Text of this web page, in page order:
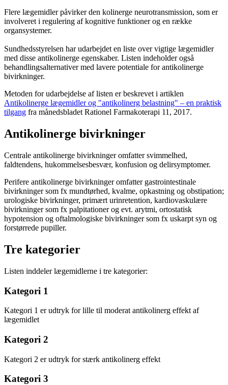
Flere lægemidler påvirker den kolinerge neurotransmission, som er
involveret i regulering af kognitive funktioner og en række
organsystemer.
Sundhedsstyrelsen har udarbejdet en liste over vigtige lægemidler
med disse antikolinerge egenskaber. Listen indeholder også
behandlingsalternativer med lavere potentiale for antikolinerge
bivirkninger.
Metoden for udarbejdelse af listen er beskrevet i artiklen
Antikolinerge lægemidler og "antikolinerg belastning" – en praktisk
tilgang fra månedsbladet Rationel Farmakoterapi 11, 2017.
Antikolinerge bivirkninger
Centrale antikolinerge bivirkninger omfatter svimmelhed,
faldtendens, hukommelsesbesvær, konfusion og delirsymptomer.
Perifere antikolinerge bivirkninger omfatter gastrointestinale
bivirkninger som fx mundtørhed, kvalme, opkastning og obstipation;
urologiske bivirkninger, primært urinretention, kardiovaskulære
bivirkninger som fx palpitationer og evt. arytmi, ortostatisk
hypotension og oftalmologiske bivirkninger som fx uskarpt syn og
forstørrede pupiller.
Tre kategorier
Listen inddeler lægemidlerne i tre kategorier:
Kategori 1
Kategori 1 er udtryk for lille til moderat antikolinerg effekt af
lægemidlet
Kategori 2
Kategori 2 er udtryk for stærk antikolinerg effekt
Kategori 3